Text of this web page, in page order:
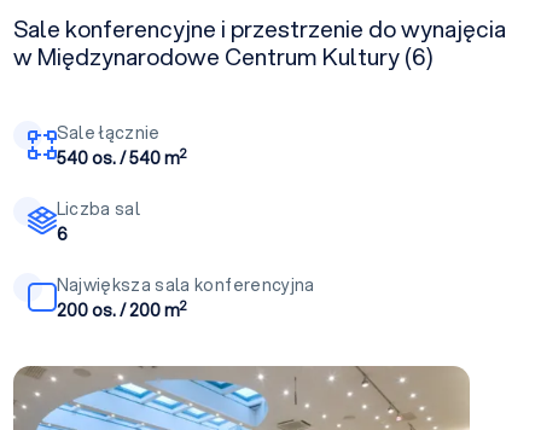
Sale konferencyjne i przestrzenie do wynajęcia
w Międzynarodowe Centrum Kultury (6)
Sale łącznie
540 os. / 540 m2
Liczba sal
6
Największa sala konferencyjna
200 os. / 200 m2
Sala konferencyjna